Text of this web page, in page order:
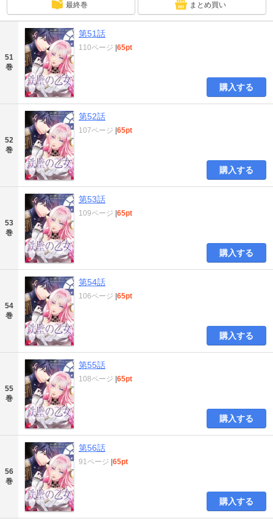
最終巻 まとめ買い
51
巻
第51話
110ページ 65pt
購入する
52
巻
第52話
107ページ 65pt
購入する
53
巻
第53話
109ページ 65pt
購入する
54
巻
第54話
106ページ 65pt
購入する
55
巻
第55話
108ページ 65pt
購入する
56
巻
第56話
91ページ 65pt
購入する